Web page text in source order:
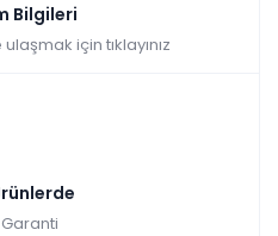
Bilgileri
için tıklayınız
Garanti